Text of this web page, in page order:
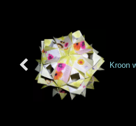
Kroon